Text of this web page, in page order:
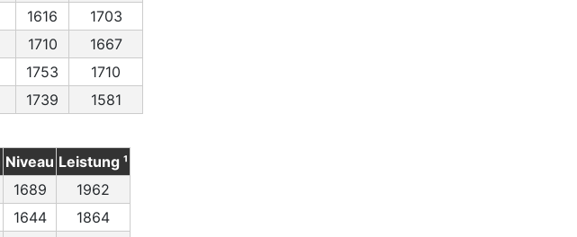
1616
1703
1710
1667
1753
1710
1739 1581
Niveau Leistung ¹
1689
1962
1644
1864